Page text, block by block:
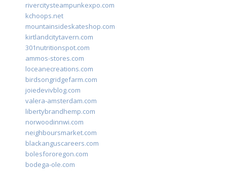
rivercitysteampunkexpo.com
kchoops.net
mountainsideskateshop.com
kirtlandcitytavern.com
301nutritionspot.com
ammos-stores.com
loceanecreations.com
birdsongridgefarm.com
joiedevivblog.com
valera-amsterdam.com
libertybrandhemp.com
norwoodinnwi.com
neighboursmarket.com
blackanguscareers.com
bolesfororegon.com
bodega-ole.com